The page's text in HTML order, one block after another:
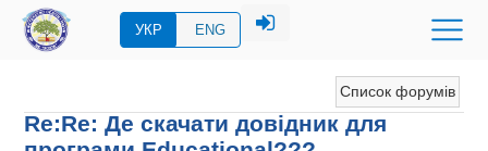
УКР ENG
Список форумів
Re:Re: Де скачати довідник для